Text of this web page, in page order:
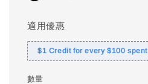
適用優惠
$1 Credit for every $100 spent
數量